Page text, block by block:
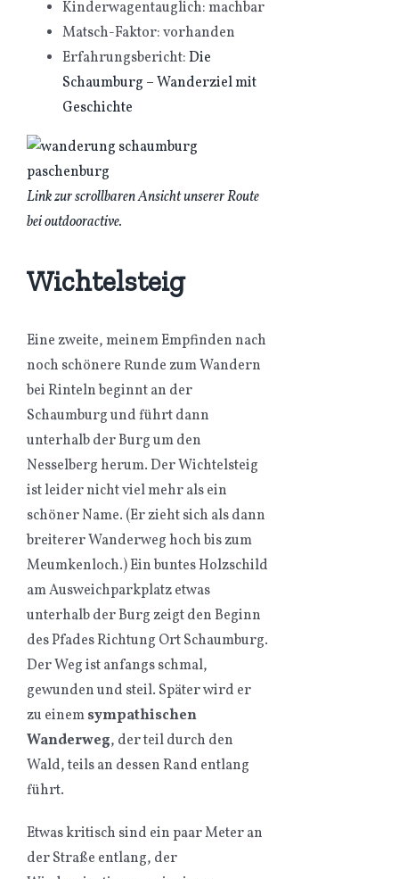
Kinderwagentauglich: machbar
Matsch-Faktor: vorhanden
Erfahrungsbericht:Die
Schaumburg – Wanderziel mit
Geschichte
Link zur scrollbaren Ansicht unserer Route
bei outdooractive.
Wichtelsteig
Eine zweite, meinem Empfinden nach
noch schönere Runde zum Wandern
bei Rinteln beginnt an der
Schaumburg und führt dann
unterhalb der Burg um den
Nesselberg herum. Der Wichtelsteig
ist leider nicht viel mehr als ein
schöner Name. (Er zieht sich als dann
breiterer Wanderweg hoch bis zum
Meumkenloch.) Ein buntes Holzschild
am Ausweichparkplatz etwas
unterhalb der Burg zeigt den Beginn
des Pfades Richtung Ort Schaumburg.
Der Weg ist anfangs schmal,
gewunden und steil. Später wird er
zu einemsympathischen
Wanderweg, der teil durch den
Wald, teils an dessen Rand entlang
führt.
Etwas kritisch sind ein paar Meter an
der Straße entlang, der